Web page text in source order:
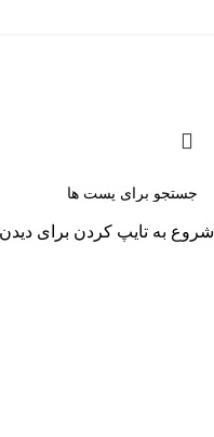
شروع به تایپ کردن برای